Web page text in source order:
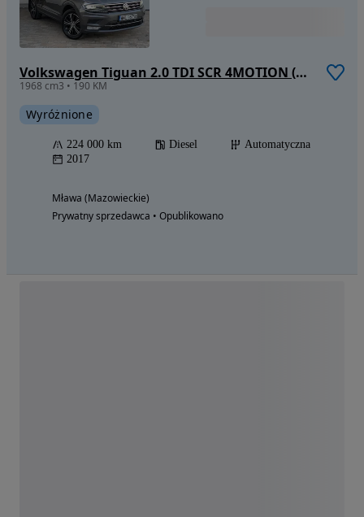
Volkswagen Tiguan 2.0 TDI SCR 4MOTION (BlueMotion Techn.) DSG Highline
1968 cm3 • 190 KM
Wyróżnione
224 000 km Diesel
Automatyczna
2017
Mława (Mazowieckie)
Prywatny sprzedawca • Opublikowano